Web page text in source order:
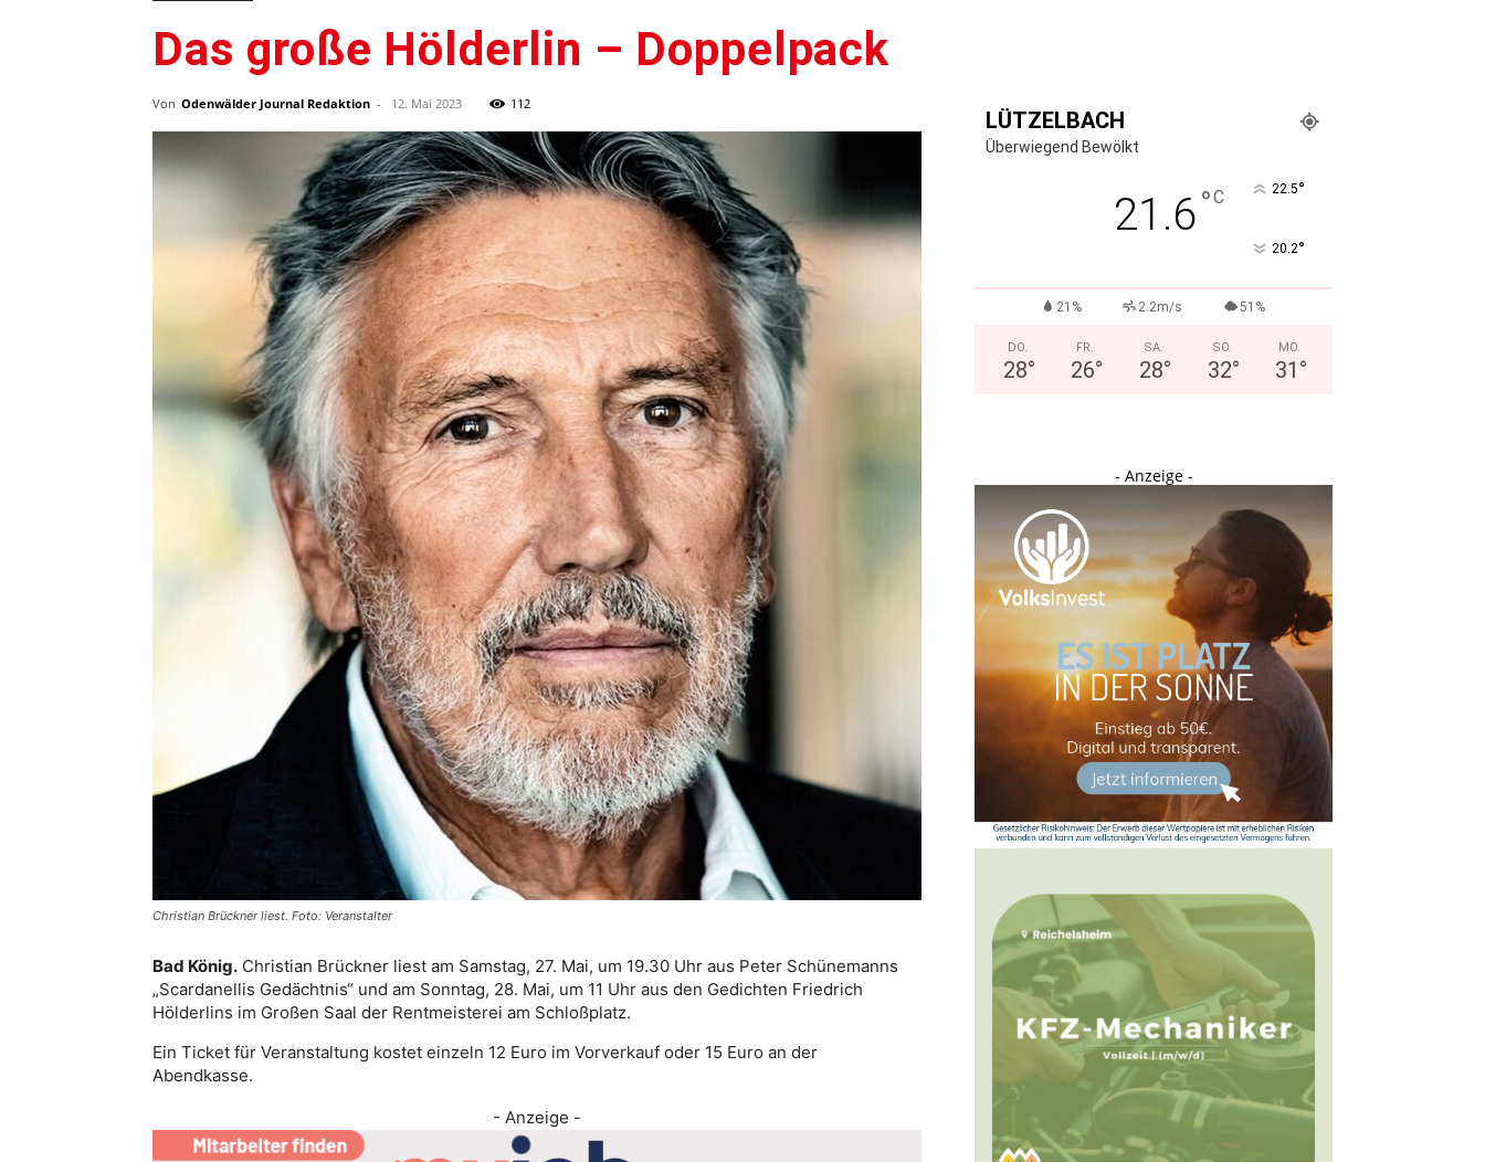
Das große Hölderlin – Doppelpack
Von Odenwälder Journal Redaktion - 12. Mai 2023 112
Christian Brückner liest. Foto: Veranstalter
Bad König. Christian Brückner liest am Samstag, 27. Mai, um 19.30 Uhr aus Peter Schünemanns
„Scardanellis Gedächtnis“ und am Sonntag, 28. Mai, um 11 Uhr aus den Gedichten Friedrich
Hölderlins im Großen Saal der Rentmeisterei am Schloßplatz.
Ein Ticket für Veranstaltung kostet einzeln 12 Euro im Vorverkauf oder 15 Euro an der
Abendkasse.
- Anzeige -
LÜTZELBACH
Überwiegend Bewölkt
21.6°C 22.5°
20.2°
21% 2.2m/s 51%
DO.
28°
FR.
26°
SA.
28°
SO.
32°
MO.
31 °
- Anzeige -